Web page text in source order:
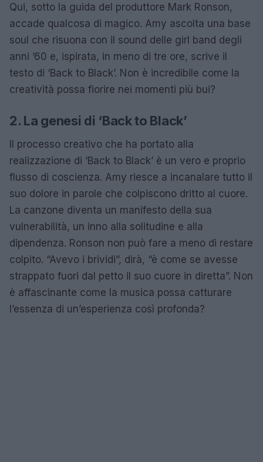
Qui, sotto la guida del produttore Mark Ronson,
accade qualcosa di magico. Amy ascolta una base
soul che risuona con il sound delle girl band degli
anni ’60 e, ispirata, in meno di tre ore, scrive il
testo di ‘Back to Black’. Non è incredibile come la
creatività possa fiorire nei momenti più bui?
2. La genesi di ‘Back to Black’
Il processo creativo che ha portato alla
realizzazione di ‘Back to Black’ è un vero e proprio
flusso di coscienza. Amy riesce a incanalare tutto il
suo dolore in parole che colpiscono dritto al cuore.
La canzone diventa un manifesto della sua
vulnerabilità, un inno alla solitudine e alla
dipendenza. Ronson non può fare a meno di restare
colpito. “Avevo i brividi”, dirà, “è come se avesse
strappato fuori dal petto il suo cuore in diretta”. Non
è affascinante come la musica possa catturare
l’essenza di un’esperienza così profonda?